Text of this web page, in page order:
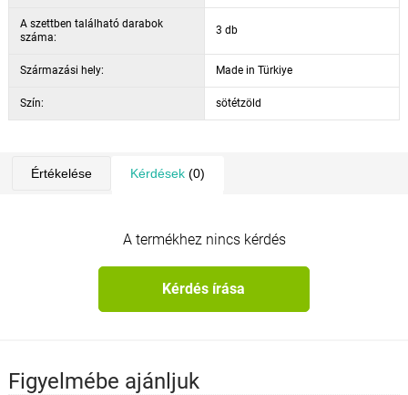
az asztal teherbírása:
szín:
A szettben található darabok
száma:
3 db
Származási hely: Made in Türkiye
Szín: sötétzöld
Értékelése Kérdések(0)
A termékhez nincs kérdés
Kérdés írása
Figyelmébe ajánljuk